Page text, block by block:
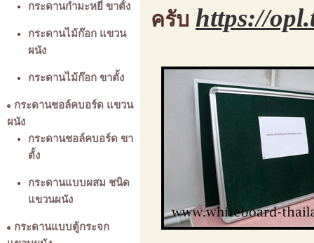
กระดานกำมะหยี่ ขาตั้ง
กระดานไม้ก๊อก แขวน
ผนัง
กระดานไม้ก๊อก ขาตั้ง
กระดานชอล์คบอร์ด แขวน
ผนัง
กระดานชอล์คบอร์ด ขา
ตั้ง
กระดานแบบผสม ชนิด
แขวนผนัง
กระดานแบบตู้กระจก
ครับ https://